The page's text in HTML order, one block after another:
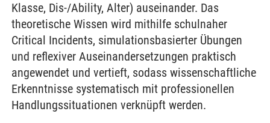
Klasse, Dis-/Ability, Alter) auseinander. Das
theoretische Wissen wird mithilfe schulnaher
Critical Incidents, simulationsbasierter Übungen
und reflexiver Auseinandersetzungen praktisch
angewendet und vertieft, sodass wissenschaftliche
Erkenntnisse systematisch mit professionellen
Handlungssituationen verknüpft werden.